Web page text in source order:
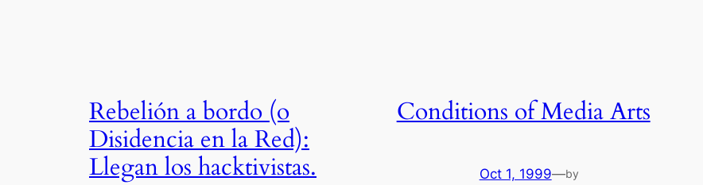
Rebelión a bordo (o
Disidencia en la Red):
Llegan los hacktivistas.
Conditions of Media Arts
Oct 1, 1999—by